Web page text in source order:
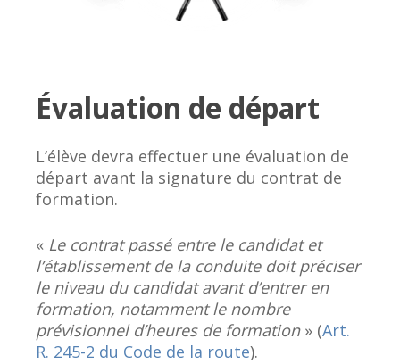
Évaluation de départ
L’élève devra effectuer une évaluation de
départ avant la signature du contrat de
formation.
« Le contrat passé entre le candidat et
l’établissement de la conduite doit préciser
le niveau du candidat avant d’entrer en
formation, notamment le nombre
prévisionnel d’heures de formation» (Art.
R. 245-2 du Code de la route).